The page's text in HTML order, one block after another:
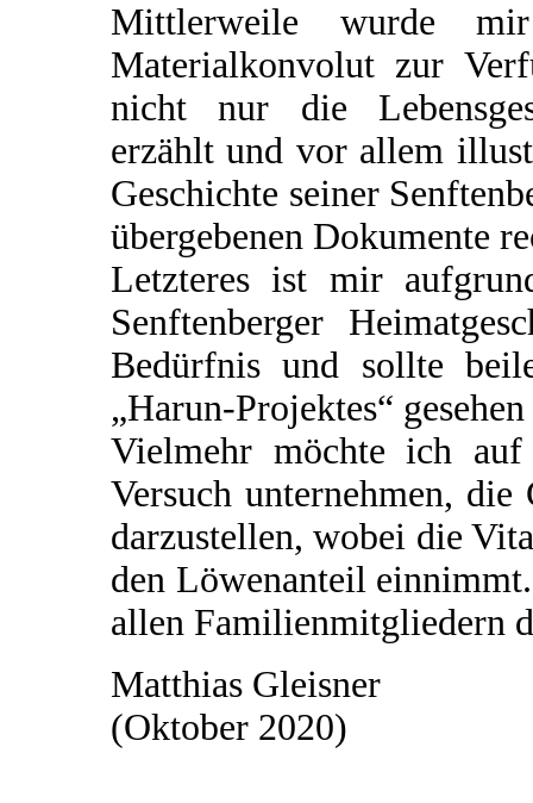
Mittlerweile wurde
Materialkonvolut zur
nicht nur die
erzählt und vor allem
Geschichte seiner
übergebenen Dokumente
Letzteres ist mir
Senftenberger
Bedürfnis und sollte
„Harun-Projektes“
Vielmehr möchte ich
Versuch unternehmen,
darzustellen, wobei die
den Löwenanteil
allen Familienmitgliedern
Matthias Gleisner
(Oktober 2020)